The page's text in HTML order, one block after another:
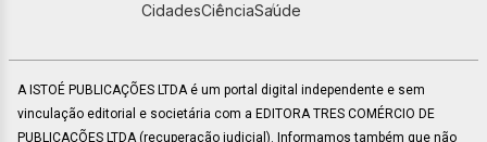
CidadesCiênciaSaúde
A ISTOÉ PUBLICAÇÕES LTDA é um portal digital independente e sem
vinculação editorial e societária com a EDITORA TRES COMÉRCIO DE
PUBLICACÕES LTDA (recuperação judicial). Informamos também que não